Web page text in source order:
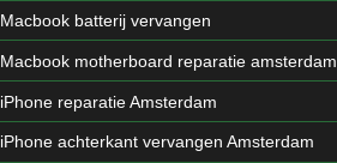
Macbook batterij vervangen
Macbook motherboard reparatie amsterdam
iPhone reparatie Amsterdam
iPhone achterkant vervangen Amsterdam